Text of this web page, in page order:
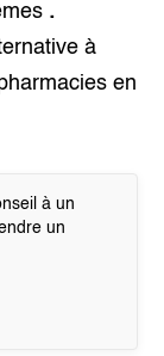
.
à
en
à un
un